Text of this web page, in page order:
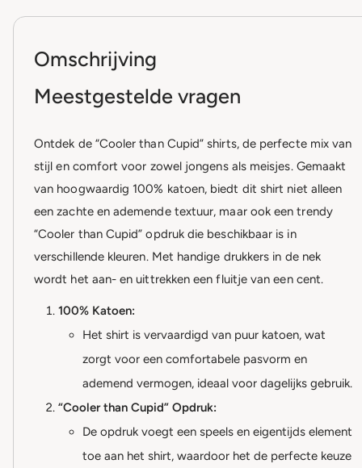
Omschrijving
Meestgestelde vragen
Ontdek de “Cooler than Cupid” shirts, de perfecte mix van
stijl en comfort voor zowel jongens als meisjes. Gemaakt
van hoogwaardig 100% katoen, biedt dit shirt niet alleen
een zachte en ademende textuur, maar ook een trendy
“Cooler than Cupid” opdruk die beschikbaar is in
verschillende kleuren. Met handige drukkers in de nek
wordt het aan- en uittrekken een fluitje van een cent.
100% Katoen:
Het shirt is vervaardigd van puur katoen, wat
zorgt voor een comfortabele pasvorm en
ademend vermogen, ideaal voor dagelijks gebruik.
“Cooler than Cupid” Opdruk:
De opdruk voegt een speels en eigentijds element
toe aan het shirt, waardoor het de perfecte keuze